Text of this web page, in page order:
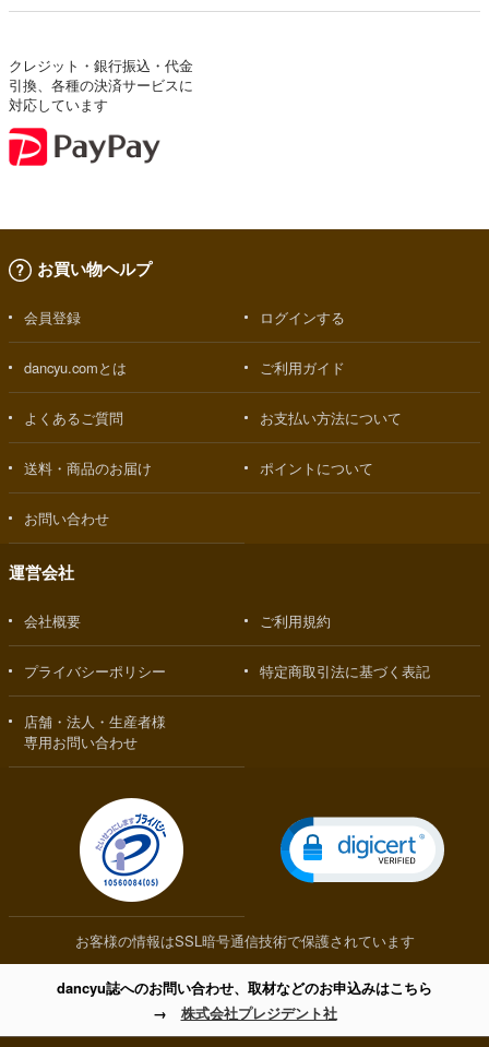
クレジット・銀行振込・代金
引換、各種の決済サービスに
対応しています
お買い物ヘルプ
会員登録 ログインする
dancyu.comとは ご利用ガイド
よくあるご質問 お支払い方法について
送料・商品のお届け ポイントについて
お問い合わせ
運営会社
会社概要 ご利用規約
プライバシーポリシー 特定商取引法に基づく表記
店舗・法人・生産者様
専用お問い合わせ
お客様の情報はSSL暗号通信技術で保護されています
dancyu誌へのお問い合わせ、取材などのお申込みはこちら
→ 株式会社プレジデント社